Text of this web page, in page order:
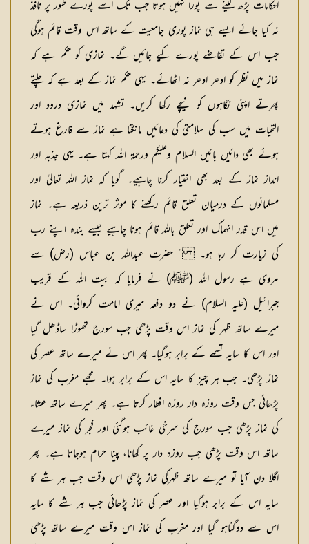
احکامات پڑھ لینے سے پورا نہیں ہوتا جب تک اسے پورے طور پر نافذ
نہ کیا جائے ایسے ہی نماز پوری جامعیت کے ساتھ اس وقت قائم ہوگی
جب اس کے تقاضے پورے کیے جائیں گے۔ نمازی کو حکم ہے کہ
نماز میں نظر کو ادھر ادھر نہ اٹھائے۔ یہی حکم نماز کے بعد ہے کہ چلتے
پھرتے اپنی نگاہوں کو نیچے رکھا کریں۔ تشہد میں نمازی درود اور
التحیات میں سب کی سلامتی کی دعائیں مانگتا ہے نماز سے فارغ ہوتے
ہوئے بھی دائیں بائیں السلام وعلیکم ورحمۃ اللہ کہتا ہے۔ یہی جذبہ اور
انداز نماز کے بعد بھی اختیار کرنا چاہیے۔ گویا کہ نماز اللہ تعالیٰ اور
مسلمانوں کے درمیان تعلق قائم رکھنے کا موثر ترین ذریعہ ہے۔ نماز
میں اس قدر انہماک اور تعلق باللہ قائم ہونا چاہیے جیسے بندہ اپنے رب
کی زیارت کر رہا ہو۔ ” حضرت عبداللہ بن عباس (رض) سے
مروی ہے رسول اللہ (ﷺ) نے فرمایا کہ بیت اللہ کے قریب
جبرائیل (علیہ السلام) نے دو دفعہ میری امامت کروائی۔ اس نے
میرے ساتھ ظہر کی نماز اس وقت پڑھی جب سورج تھوڑا ساڈھل گیا
اور اس کا سایہ تسمے کے برابر ہوگیا۔ پھر اس نے میرے ساتھ عصر کی
نماز پڑھی۔ جب ہر چیز کا سایہ اس کے برابر ہوا۔ مجھے مغرب کی نماز
پڑھائی جس وقت روزہ دار روزہ افطار کرتا ہے۔ پھر میرے ساتھ عشاء
کی نماز پڑھی جب سورج کی سرخی غائب ہوگئی اور فجر کی نماز میرے
ساتھ اس وقت پڑھی جب روزہ دار پر کھانا، پینا حرام ہوجاتا ہے۔ پھر
اگلا دن آیا تو میرے ساتھ ظہرکی نماز پڑھی اس وقت جب ہر شے کا
سایہ اس کے برابر ہوگیا اور عصر کی نماز پڑھائی جب ہر شے کا سایہ
اس سے دوگناہو گیا اور مغرب کی نماز اس وقت میرے ساتھ پڑھی